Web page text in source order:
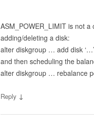
ASM_POWER_LIMIT is not
adding/deleting a disk:
alter diskgroup … add disk
and then scheduling the
alter diskgroup … rebalance
Reply ↓